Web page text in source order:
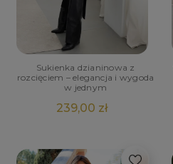
Sukienka dzianinowa z
rozcięciem – elegancja i wygoda
w jednym
239,00 zł